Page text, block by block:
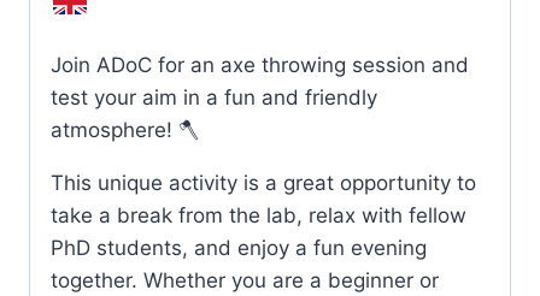
Join ADoC for an axe throwing session and
test your aim in a fun and friendly
atmosphere! 🪓
This unique activity is a great opportunity to
take a break from the lab, relax with fellow
PhD students, and enjoy a fun evening
together. Whether you are a beginner or